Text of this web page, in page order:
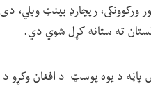
ته ستانه کړل شوي دي.
د چنګاښ ۲۸ مه) په خپله اېکس پاڼه د یوه پوسټ